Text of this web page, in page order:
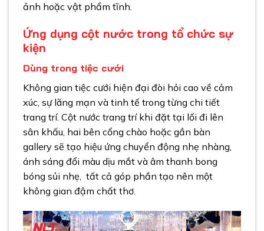
ảnh hoặc vật phẩm tĩnh.
Ứng dụng cột nước trong tổ chức sự
kiện
Dùng trong tiệc cưới
Không gian tiệc cưới hiện đại đòi hỏi cao về cảm
xúc, sự lãng mạn và tinh tế trong từng chi tiết
trang trí. Cột nước trang trí khi đặt tại lối đi lên
sân khấu, hai bên cổng chào hoặc gần bàn
gallery sẽ tạo hiệu ứng chuyển động nhẹ nhàng,
ánh sáng đổi màu dịu mắt và âm thanh bong
bóng sủi nhẹ, tất cả góp phần tạo nên một
không gian đậm chất thơ.